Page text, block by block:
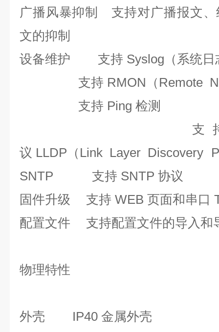
广播风暴抑制
支持对广播报文
文的抑制
设备维护
支持 Syslog（系统日
支持 RMON（Remote
支持 Ping 检测
支
议 LLDP（Link Layer Discovery
SNTP
支持 SNTP 协议
固件升级
支持 WEB 页面和串口
配置文件
支持配置文件的导入和
物理特性
外壳
IP40 金属外壳